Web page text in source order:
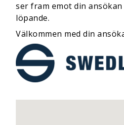
ser fram emot din
löpande.
Välkommen med din